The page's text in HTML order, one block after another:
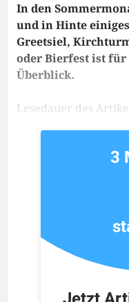
In den
und in Hinte
Greetsiel,
oder Bierfest ist für
Überblick.
Lesedauer des
3